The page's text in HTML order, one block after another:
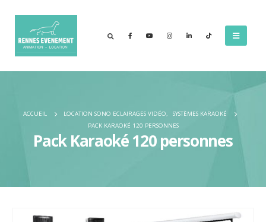
ACCUEIL LOCATION SONO ECLAIRAGES VIDÉO,
SYSTÈMES KARAOKÉ
PACK KARAOKÉ 120 PERSONNES
Pack Karaoké 120 personnes